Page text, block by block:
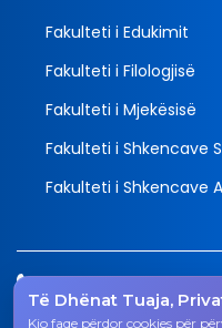
Të Dhënat Tuaja,
Kjo faqe përdor cookies për
Fakulteti i Edukimit
Fakulteti i Filologjisë
Fakulteti i Mjekësisë
Fakulteti i Shkencave
Fakulteti i Shkencave
Tel.
038 200 20 831